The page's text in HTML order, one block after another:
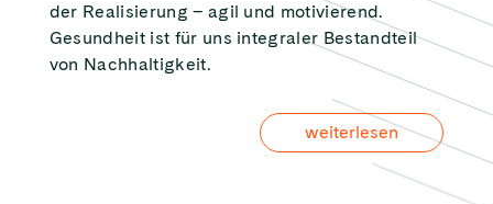
der Realisierung – agil und motivierend.
Gesundheit ist für uns integraler Bestandteil
von Nachhaltigkeit.
weiterlesen